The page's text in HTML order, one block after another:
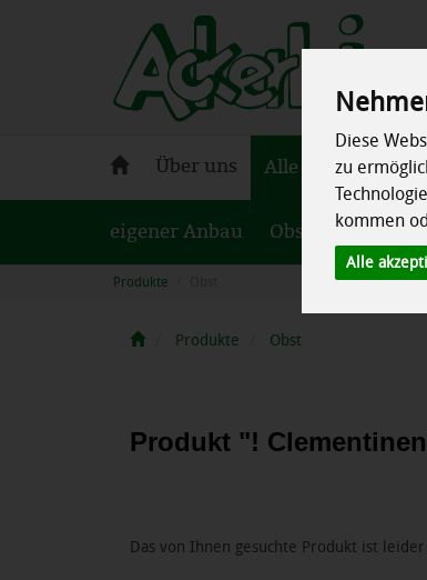
Diese
zu
kommen
Alle
eigener Anbau Obst Gemüse
Ackerlei
Lieferservice
Über uns Alle Produkte
Produkte
Produkte Obst
Produkt "!
Das von Ihnen gesuchte Produkt ist